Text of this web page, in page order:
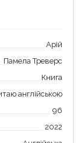
Арій
Памела Треверс
Книга
англійською
96
2022